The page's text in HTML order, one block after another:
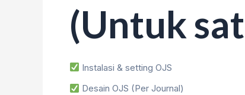
(Untuk
Instalasi & setting OJS
Desain OJS (Per Journal)